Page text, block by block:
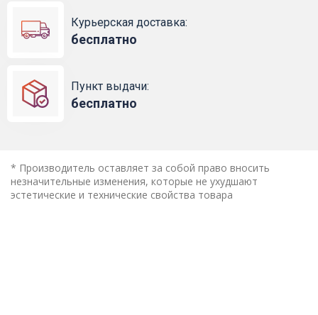
Курьерская доставка:
бесплатно
Пункт выдачи:
бесплатно
* Производитель оставляет за собой право вносить
незначительные изменения, которые не ухудшают
эстетические и технические свойства товара